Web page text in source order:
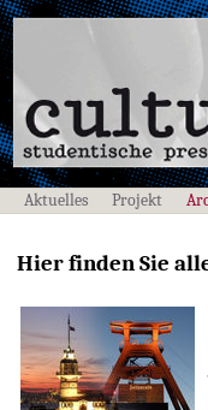
Aktuelles Projekt
Hier finden Sie